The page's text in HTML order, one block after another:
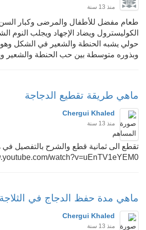
منذ 13 سنة
ﻃﻌﺎﻡ ﻣﻔﻀﻞ ﻟﻸﻃﻔﺎﻝ ﻭﺍﻟﻤﺮﺿﻰ ﻭﻛﺒﺎﺭ
ﺍﻟﻜﻮﻟﻴﺴﺘﺮﻭﻝ ﻭﻳﻀﺎﺩ ﺍﻹﺟﻬﺎﺩ ﻭﻳﺠﻠﺐ ﺍﻟﻨﻮﻡ
ﺣﻮﻟﻲ ﻳﺸﺒﻪ ﺍﻟﺤﻨﻄﺔ ﻭﺍﻟﺸﻌﻴﺮ ﻓﻲ ﺍﻟﺸﻜﻞ ﻭﻫﻮ
ﻭﺑﺬﻭﺭﻩ ﻣﺘﻮﺳﻄﺔ ﺑﻴﻦ ﺣﺐ ﺍﻟﺤﻨﻄﺔ ﻭﺍﻟﺸﻌﻴﺮ
ماهي طريقة تقطيع الدجاجة
Chergui Khaled
منذ 13 سنة
تقطع الى ثمانية قطع والشرح بالتفصيل في
watch?v=uEnTV1eYEM0
ماهي مدة حفظ الدجاج في الثلاجة
Chergui Khaled
منذ 13 سنة